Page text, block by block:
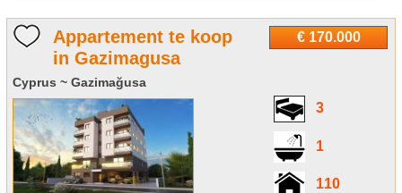
€ 170.000
Appartement te koop
in Gazimagusa
Cyprus ~ Gazimağusa
3
1
110